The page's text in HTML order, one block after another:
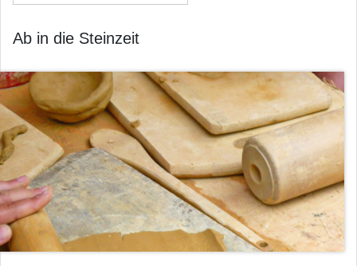
Ab in die Steinzeit